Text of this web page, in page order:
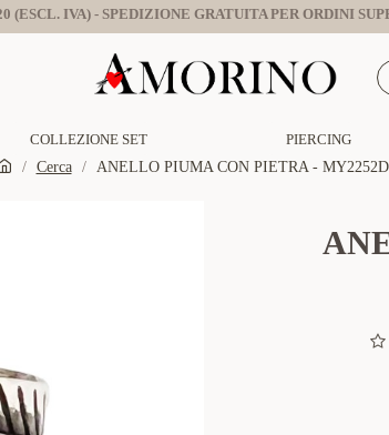
(ESCL. IVA) - SPEDIZIONE GRATUITA PER ORDINI
COLLEZIONE SET PIERCING
Cerca
ANELLO PIUMA CON PIETRA -